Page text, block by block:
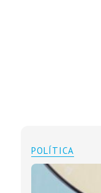
POLÍTICA